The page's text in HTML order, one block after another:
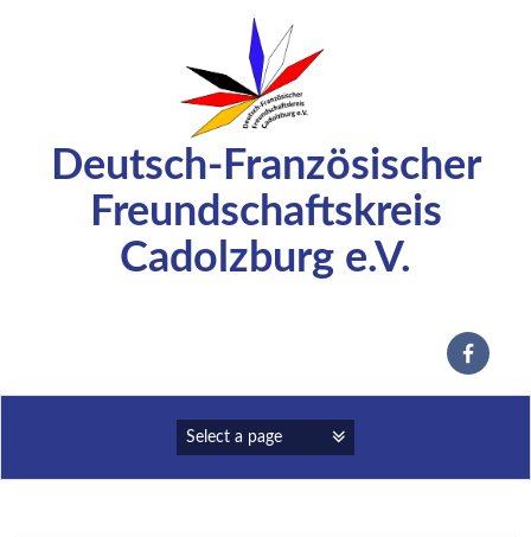
Deutsch-Französischer
Freundschaftskreis
Cadolzburg e.V.